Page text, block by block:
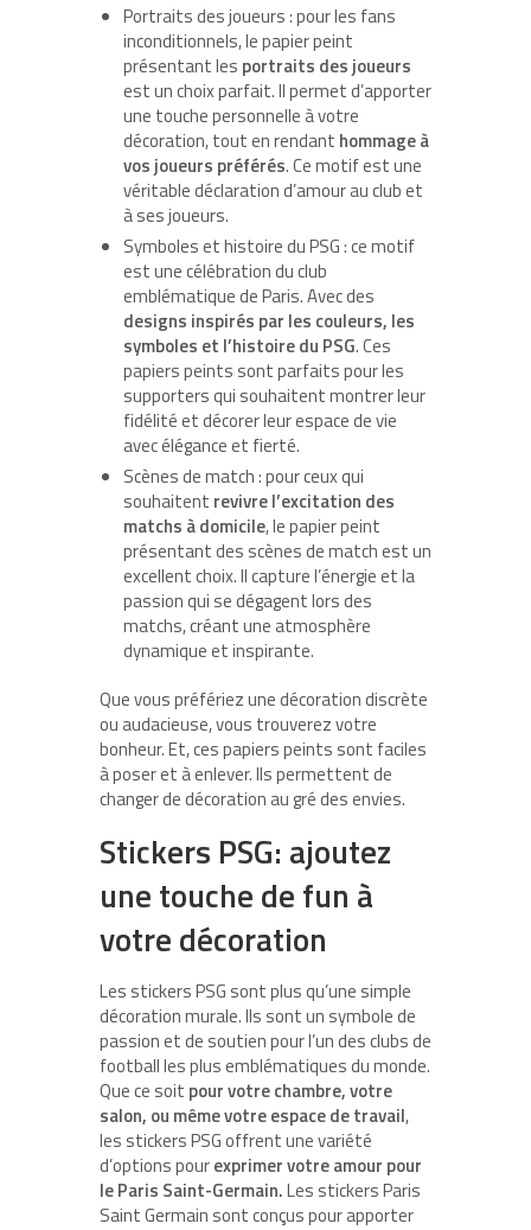
Portraits des joueurs : pour les fans
inconditionnels, le papier peint
présentant les portraits des joueurs
est un choix parfait. Il permet d’apporter
une touche personnelle à votre
décoration, tout en rendant hommage à
vos joueurs préférés. Ce motif est une
véritable déclaration d’amour au club et
à ses joueurs.
Symboles et histoire du PSG : ce motif
est une célébration du club
emblématique de Paris. Avec des
designs inspirés par les couleurs, les
symboles et l’histoire du PSG. Ces
papiers peints sont parfaits pour les
supporters qui souhaitent montrer leur
fidélité et décorer leur espace de vie
avec élégance et fierté.
Scènes de match : pour ceux qui
souhaitent revivre l’excitation des
matchs à domicile, le papier peint
présentant des scènes de match est un
excellent choix. Il capture l’énergie et la
passion qui se dégagent lors des
matchs, créant une atmosphère
dynamique et inspirante.
Que vous préfériez une décoration discrète
ou audacieuse, vous trouverez votre
bonheur. Et, ces papiers peints sont faciles
à poser et à enlever. Ils permettent de
changer de décoration au gré des envies.
Stickers PSG: ajoutez
une touche de fun à
votre décoration
Les stickers PSG sont plus qu’une simple
décoration murale. Ils sont un symbole de
passion et de soutien pour l’un des clubs de
football les plus emblématiques du monde.
Que ce soit pour votre chambre, votre
salon, ou même votre espace de travail,
les stickers PSG offrent une variété
d’options pourexprimer votre amour pour
le Paris Saint-Germain.Les stickers Paris
Saint Germain sont conçus pour apporter